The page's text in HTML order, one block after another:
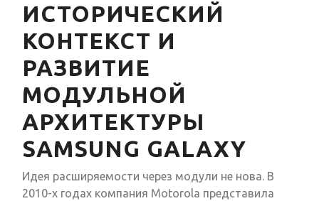
ИСТОРИЧЕСКИЙ
КОНТЕКСТ И
РАЗВИТИЕ
МОДУЛЬНОЙ
АРХИТЕКТУРЫ
SAMSUNG GALAXY
Идея расширяемости через модули не нова. В
2010-х годах компания Motorola представила